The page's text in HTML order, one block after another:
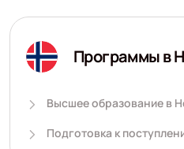
Программы в
Высшее образование в
Подготовка к